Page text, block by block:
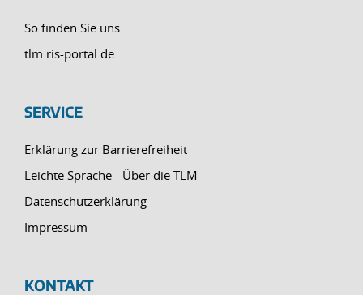
So finden Sie uns
tlm.ris-portal.de
SERVICE
Erklärung zur Barrierefreiheit
Leichte Sprache - Über die TLM
Datenschutzerklärung
Impressum
KONTAKT